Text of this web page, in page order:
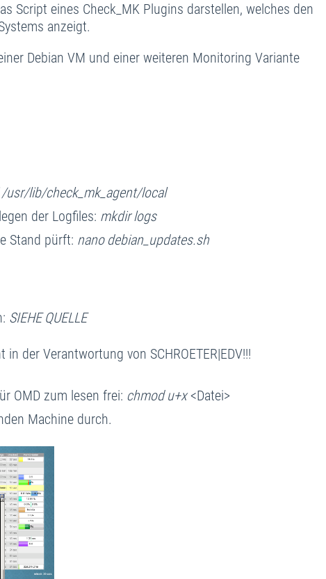
Script eines Check_MK Plugins darstellen, welches den
anzeigt.
Debian VM und einer weiteren Monitoring Variante
usr/lib/check_mk_agent/local
der Logfiles: mkdir logs
Stand pürft: nano debian_updates.sh
SIEHE QUELLE
der Verantwortung von SCHROETER|EDV!!!
OMD zum lesen frei: chmod u+x<Datei>
Machine durch.